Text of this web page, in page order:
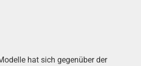
hat sich gegenüber der